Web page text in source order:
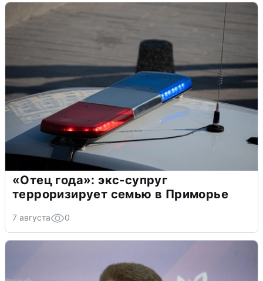
«Отец года»: экс-супруг
терроризирует семью в Приморье
7 августа 0